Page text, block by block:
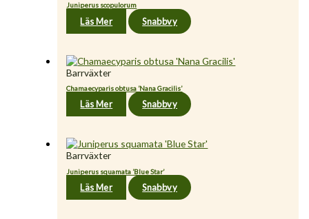
Juniperus scopulorum
Läs Mer Snabbvy
Barrväxter
Chamaecyparis obtusa ’Nana Gracilis’
Läs Mer Snabbvy
Barrväxter
Juniperus squamata ’Blue Star’
Läs Mer Snabbvy